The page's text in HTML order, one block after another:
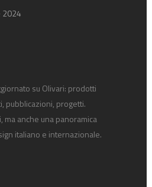
2024
su Olivari: prodotti
pubblicazioni, progetti.
anche una panoramica
italiano e internazionale.